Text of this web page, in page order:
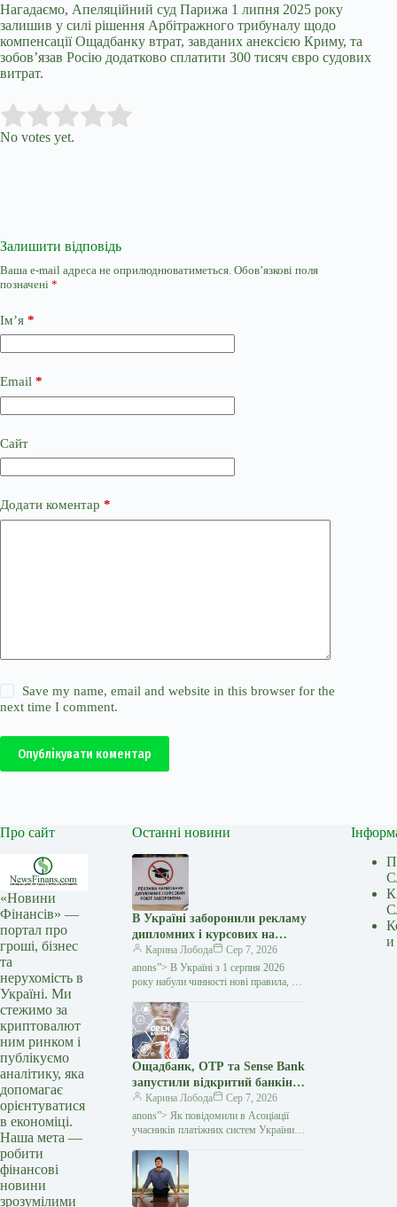
Нагадаємо, Апеляційний суд Парижа 1 липня 2025 року
залишив у силі рішення Арбітражного трибуналу щодо
компенсації Ощадбанку втрат, завданих анексією Криму, та
зобов’язав Росію додатково сплатити 300 тисяч євро судових
витрат.
Rate this item:
No votes yet.
Залишити відповідь
Ваша e-mail адреса не оприлюднюватиметься. Обов’язкові поля
позначені *
Ім’я *
Email *
Сайт
Додати коментар *
Save my name, email and website in this browser for the
next time I comment.
Опублікувати коментар
Про сайт
«Новини
Фінансів» —
портал про
гроші, бізнес
та
нерухомість в
Україні. Ми
стежимо за
криптовалют
ним ринком і
публікуємо
аналітику, яка
допомагає
орієнтуватися
в економіці.
Наша мета —
робити
фінансові
новини
зрозумілими
Останні новини
В Україні заборонили рекламу
дипломних і курсових на
замовлення: кого стосуються
нові правила — Мінфін
Карина Лобода
Сер 7, 2026
anons”> В Україні з 1 серпня 2026
року набули чинності нові правила, які
з написання академічних робіт замість
студентів і…
Ощадбанк, OTP та Sense Bank
запустили відкритий банкінг:
що змінилося для клієнтів —
Мінфін
Карина Лобода
Сер 7, 2026
anons”> Як повідомили в Асоціації
учасників платіжних систем України
Ощадбанк офіційно приєдналися
до екосистеми відкритого банкінгу
и